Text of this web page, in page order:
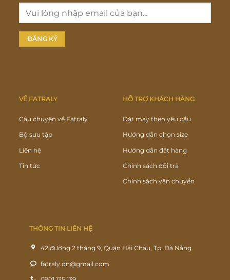
VỀ FATRALY
Câu chuyện về Fatraly
Bộ sưu tập
Liên hệ
Tin tức
HỖ TRỢ KHÁCH HÀNG
Đặt may theo yêu cầu
Hướng dẫn chọn size
Hướng dẫn đặt hàng
Chính sách đổi trả
Chính sách vận chuyển
THÔNG TIN LIÊN HỆ
42 đường 2 tháng 9, Quận Hải Châu, Tp. Đà Nẵng
fatraly.dn@gmail.com